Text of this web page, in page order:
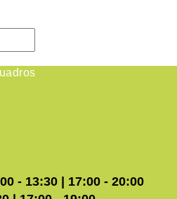
- 13:30 | 17:00 - 20:00